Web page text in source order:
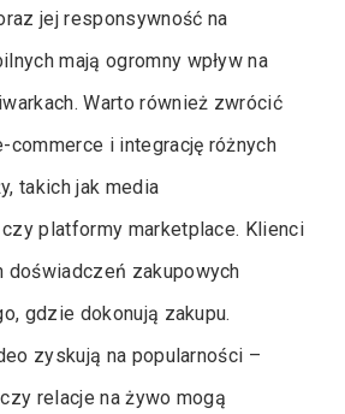
jej responsywność na
mają ogromny wpływ na
Warto również zwrócić
commerce i integrację różnych
takich jak media
platformy marketplace. Klienci
doświadczeń zakupowych
gdzie dokonują zakupu.
zyskują na popularności –
relacje na żywo mogą